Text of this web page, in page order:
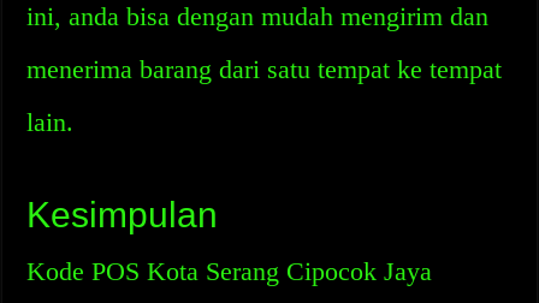
ini, anda bisa dengan mudah mengirim dan
menerima barang dari satu tempat ke tempat
lain.
Kesimpulan
Kode POS Kota Serang Cipocok Jaya